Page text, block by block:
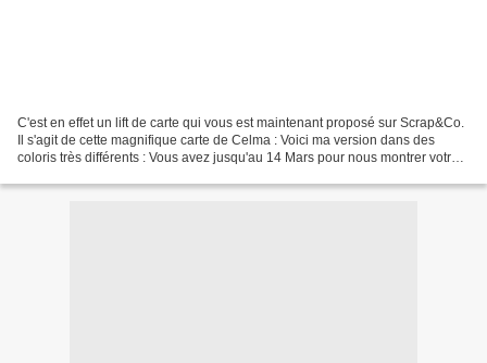
C'est en effet un lift de carte qui vous est maintenant proposé sur Scrap&Co.
Il s'agit de cette magnifique carte de Celma : Voici ma version dans des
coloris très différents : Vous avez jusqu'au 14 Mars pour nous montrer votre